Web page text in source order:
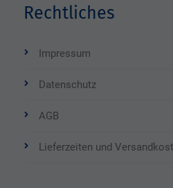
Rechtliches
Impressum
Datenschutz
AGB
Lieferzeiten und